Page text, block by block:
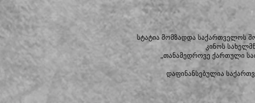
სტატია მომზადდა საქართველოს
კინოს
„თანამედროვე ქართული
დაფინანსებულია